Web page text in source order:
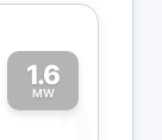
1.6
MW